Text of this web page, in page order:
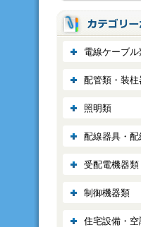
電線ケーブル
配管類・装柱
照明類
配線器具・配
受配電機器類
制御機器類
住宅設備・